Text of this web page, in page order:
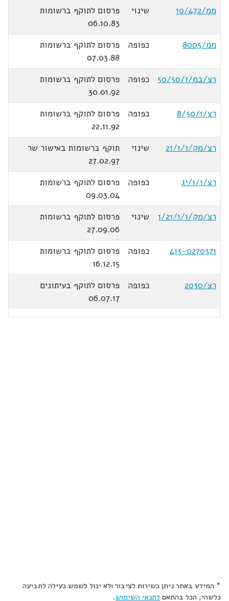
ממ/10/472
שינוי
פרסום לתוקף ברשומות
06.10.83
ממ/8005
כפופה
פרסום לתוקף ברשומות
07.03.88
רצ/במ/50/50/1
כפופה
פרסום לתוקף ברשומות
30.01.92
רצ/8/50/1
כפופה
פרסום לתוקף ברשומות
22.11.92
רצ/מק/21/1/1
שינוי
תוקף ברשומות באישור שר
27.02.97
רצ/1/1/יג
כפופה
פרסום לתוקף ברשומות
09.03.04
רצ/מק/1/21/1/1
שינוי
פרסום לתוקף ברשומות
27.09.06
413-0270371
כפופה
פרסום לתוקף ברשומות
16.12.15
רצ/2030
כפופה
פרסום לתוקף בעיתונים
06.07.17
* המידע באתר ניתן כשירות לציבור ולא יכול לשמש כעילה לתביעה
כלשהי, הכל בהתאם לתנאי השימוש.